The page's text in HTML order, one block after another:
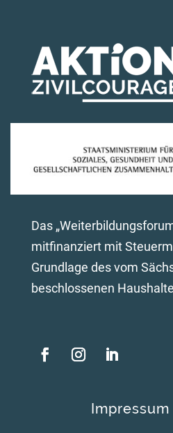
Das
mitfinanziert mit
Grundlage des vom
beschlossenen
Impressum